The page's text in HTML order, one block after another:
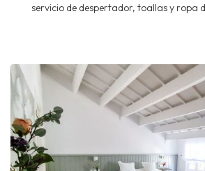
servicio de despertador, toallas y ropa